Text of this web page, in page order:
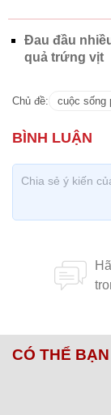
Đau đầu
quả trứng vịt
Chủ đề: cuộc sống
CÓ THỂ